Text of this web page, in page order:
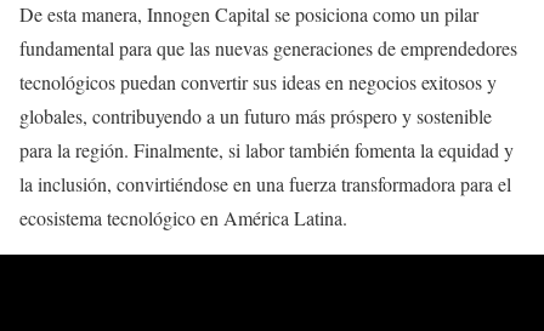
De esta manera, Innogen Capital se posiciona como un pilar
fundamental para que las nuevas generaciones de emprendedores
tecnológicos puedan convertir sus ideas en negocios exitosos y
globales, contribuyendo a un futuro más próspero y sostenible
para la región. Finalmente, si labor también fomenta la equidad y
la inclusión, convirtiéndose en una fuerza transformadora para el
ecosistema tecnológico en América Latina.